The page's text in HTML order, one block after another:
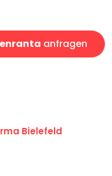
anfragen
Bielefeld